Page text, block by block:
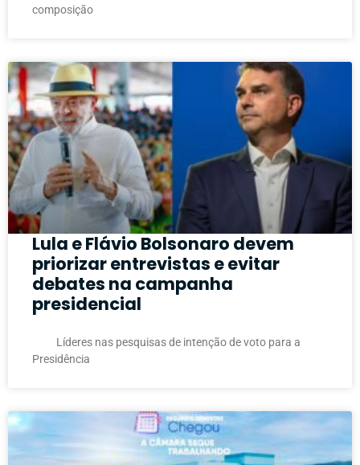
composição
Lula e Flávio Bolsonaro devem
priorizar entrevistas e evitar
debates na campanha
presidencial
Líderes nas pesquisas de intenção de voto para a
Presidência